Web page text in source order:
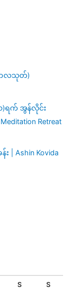
ာလသုတ်)
)ရက် အွန်လိုင်း
Retreat
| Ashin Kovida
S S